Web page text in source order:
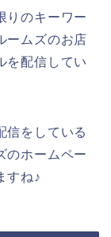
りのキーワー
ームズのお店
を配信してい
信をしている
のホームペー
すね♪